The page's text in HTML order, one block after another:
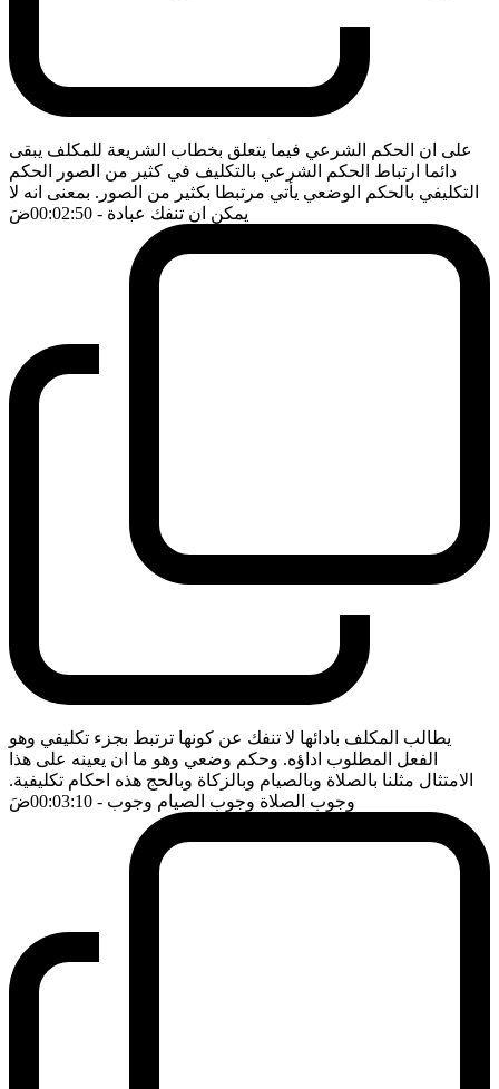
على ان الحكم الشرعي فيما يتعلق بخطاب الشريعة للمكلف يبقى
دائما ارتباط الحكم الشرعي بالتكليف في كثير من الصور الحكم
التكليفي بالحكم الوضعي يأتي مرتبطا بكثير من الصور. بمعنى انه لا
يمكن ان تنفك عبادة - 00:02:50 ضَ
يطالب المكلف بادائها لا تنفك عن كونها ترتبط بجزء تكليفي وهو
الفعل المطلوب اداؤه. وحكم وضعي وهو ما ان يعينه على هذا
الامتثال مثلنا بالصلاة وبالصيام وبالزكاة وبالحج هذه احكام تكليفية.
وجوب الصلاة وجوب الصيام وجوب - 00:03:10 ضَ